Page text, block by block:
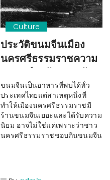
Culture
ประวัติขนมจีนเมือง
นครศรีธรรมราชความ
มาสร้างเมืองนคร
ขนมจีนเป็นอาหารที่พบได้ทั่ว
ประเทศไทยแต่สาเหตุหนึ่งที่
ทำให้เมืองนครศรีธรรมราชมี
ร้านขนมจีนเยอะและได้รับความ
นิยม อาจไม่ใช่แค่เพราะว่าชาว
นครศรีธรรมราชชอบกินขนมจีน